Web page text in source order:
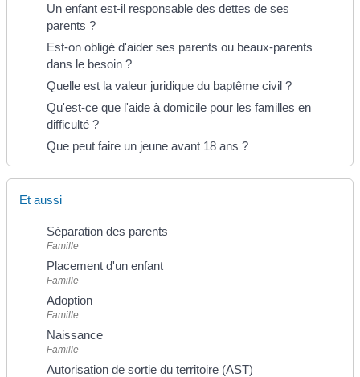
Un enfant est-il responsable des dettes de ses
parents ?
Est-on obligé d'aider ses parents ou beaux-parents
dans le besoin ?
Quelle est la valeur juridique du baptême civil ?
Qu'est-ce que l'aide à domicile pour les familles en
difficulté ?
Que peut faire un jeune avant 18 ans ?
Et aussi
Séparation des parents
Famille
Placement d'un enfant
Famille
Adoption
Famille
Naissance
Famille
Autorisation de sortie du territoire (AST)